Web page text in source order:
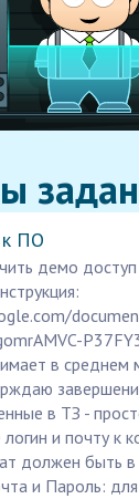
к ПО
демо
в
в ТЗ -
и почту к
должен быть
и Пароль: